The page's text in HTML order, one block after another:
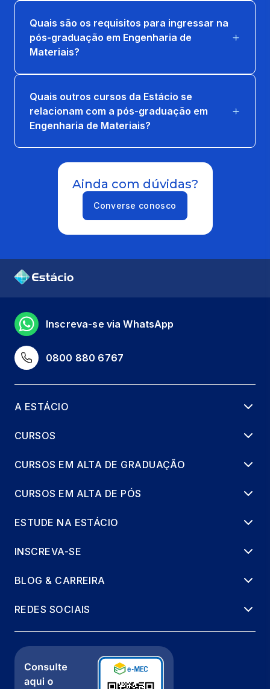
Quais são os requisitos para ingressar na
pós-graduação em Engenharia de
Materiais?
Quais outros cursos da Estácio se
relacionam com a pós-graduação em
Engenharia de Materiais?
Ainda com dúvidas?
Converse conosco
0800 880 6767
Inscreva-se via WhatsApp
A ESTÁCIO
CURSOS
CURSOS EM ALTA DE GRADUAÇÃO
CURSOS EM ALTA DE PÓS
ESTUDE NA ESTÁCIO
INSCREVA-SE
BLOG & CARREIRA
REDES SOCIAIS